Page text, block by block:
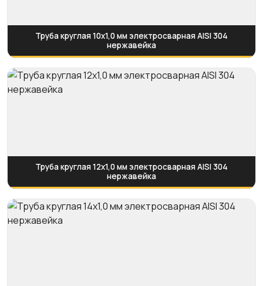
Труба круглая 10х1,0 мм электросварная AISI 304
нержавейка
Труба круглая 12х1,0 мм электросварная AISI 304
нержавейка